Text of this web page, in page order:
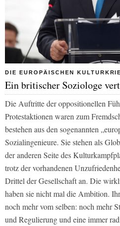
DIE EUROPÄISCHEN
Ein britischer Soziologe
Die Auftritte der oppositionellen
Protestaktionen waren zum
bestehen aus den sogenannten
Sozialingenieure. Sie stehen als
der anderen Seite des
trotz der vorhandenen
Drittel der Gesellschaft an. Die
haben sie nicht mal die Ambition.
noch mehr vom selben: noch mehr
und Regulierung und eine immer